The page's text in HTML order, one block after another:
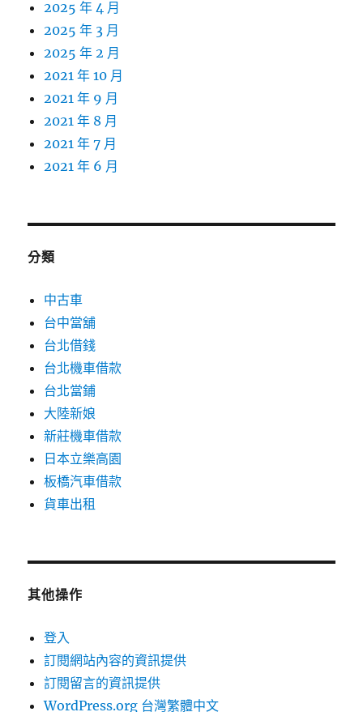
2025 年 4 月
2025 年 3 月
2025 年 2 月
2021 年 10 月
2021 年 9 月
2021 年 8 月
2021 年 7 月
2021 年 6 月
分類
中古車
台中當舖
台北借錢
台北機車借款
台北當鋪
大陸新娘
新莊機車借款
日本立樂高園
板橋汽車借款
貨車出租
其他操作
登入
訂閱網站內容的資訊提供
訂閱留言的資訊提供
WordPress.org 台灣繁體中文